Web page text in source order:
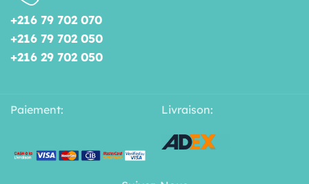
+216 79 702 070
+216 79 702 050
+216 29 702 050
Paiement: Livraison: